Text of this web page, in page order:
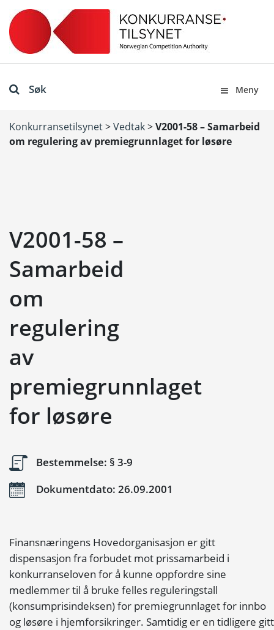
Søk Meny
Konkurransetilsynet>Vedtak>V2001-58 – Samarbeid
om regulering av premiegrunnlaget for løsøre
V2001-58 –
Samarbeid
om
regulering
av
premiegrunnlaget
for løsøre
Bestemmelse: § 3-9
Dokumentdato: 26.09.2001
Finansnæringens Hovedorganisasjon er gitt
dispensasjon fra forbudet mot prissamarbeid i
konkurranseloven for å kunne oppfordre sine
medlemmer til å bruke felles reguleringstall
(konsumprisindeksen) for premiegrunnlaget for innbo
og løsøre i hjemforsikringer. Samtidig er en tidligere gitt